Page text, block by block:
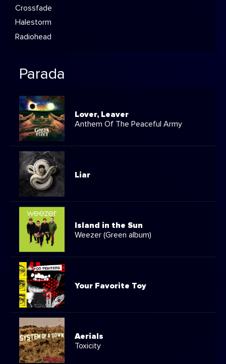
Crossfade
Halestorm
Radiohead
Parada
Lover, Leaver
Anthem Of The Peaceful Army
Liar
Island in the Sun
Weezer (Green album)
Your Favorite Toy
Aerials
Toxicity